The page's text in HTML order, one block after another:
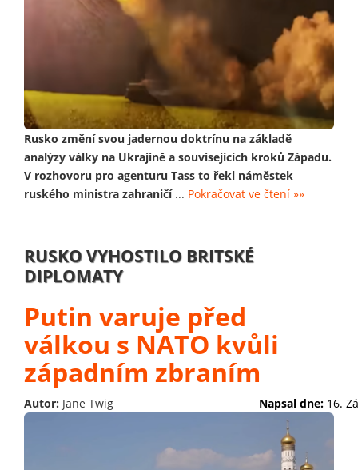
Rusko změní svou jadernou doktrínu na základě
analýzy války na Ukrajině a souvisejících kroků Západu.
V rozhovoru pro agenturu Tass to řekl náměstek
ruského ministra zahraničí... Pokračovat ve čtení »»
RUSKO VYHOSTILO BRITSKÉ
DIPLOMATY
Putin varuje před
válkou s NATO kvůli
západním zbraním
Autor: Jane Twig Napsal dne: 16.